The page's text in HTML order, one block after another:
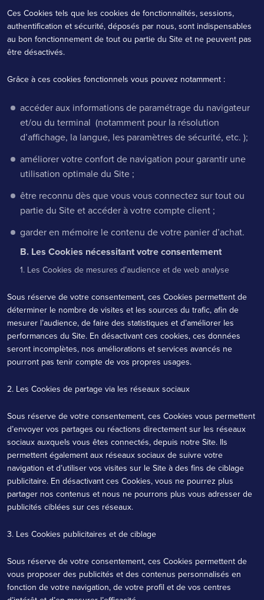
Ces Cookies tels que les cookies de fonctionnalités, sessions,
authentification et sécurité, déposés par nous, sont indispensables
au bon fonctionnement de tout ou partie du Site et ne peuvent pas
être désactivés.
Grâce à ces cookies fonctionnels vous pouvez notamment :
accéder aux informations de paramétrage du navigateur
et/ou du terminal (notamment pour la résolution
d’affichage, la langue, les paramètres de sécurité, etc. );
améliorer votre confort de navigation pour garantir une
utilisation optimale du Site ;
être reconnu dès que vous vous connectez sur tout ou
partie du Site et accéder à votre compte client ;
garder en mémoire le contenu de votre panier d’achat.
B. Les Cookies nécessitant votre consentement
1. Les Cookies de mesures d’audience et de web analyse
Sous réserve de votre consentement, ces Cookies permettent de
déterminer le nombre de visites et les sources du trafic, afin de
mesurer l’audience, de faire des statistiques et d’améliorer les
performances du Site. En désactivant ces cookies, ces données
seront incomplètes, nos améliorations et services avancés ne
pourront pas tenir compte de vos propres usages.
2. Les Cookies de partage via les réseaux sociaux
Sous réserve de votre consentement, ces Cookies vous permettent
d’envoyer vos partages ou réactions directement sur les réseaux
sociaux auxquels vous êtes connectés, depuis notre Site. Ils
permettent également aux réseaux sociaux de suivre votre
navigation et d’utiliser vos visites sur le Site à des fins de ciblage
publicitaire. En désactivant ces Cookies, vous ne pourrez plus
partager nos contenus et nous ne pourrons plus vous adresser de
publicités ciblées sur ces réseaux.
3. Les Cookies publicitaires et de ciblage
Sous réserve de votre consentement, ces Cookies permettent de
vous proposer des publicités et des contenus personnalisés en
fonction de votre navigation, de votre profil et de vos centres